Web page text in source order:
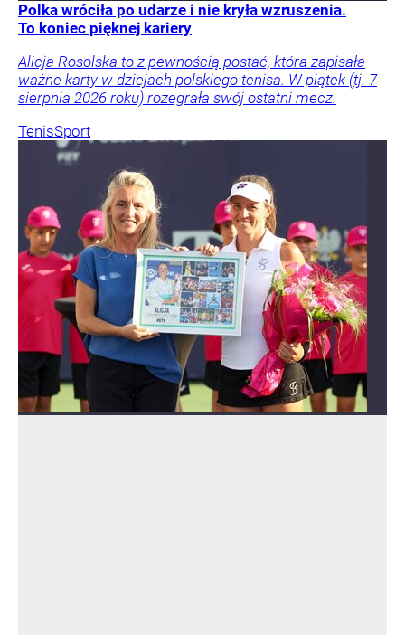
Polka wróciła po udarze i nie kryła wzruszenia.
To koniec pięknej kariery
Alicja Rosolska to z pewnością postać, która zapisała
ważne karty w dziejach polskiego tenisa. W piątek (tj. 7
sierpnia 2026 roku) rozegrała swój ostatni mecz.
TenisSport